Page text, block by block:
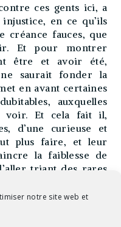
notre site web et
ces gents ici, a
en ce qu’ils
créance fauces, que
Et pour montrer
être et avoir été,
saurait fonder la
en avant certaines
auxquelles
voir. Et cela fait il,
d’une curieuse et
plus faire, et leur
la faiblesse de
triant des rares
qui lui soit assez
lui sont un : que tous